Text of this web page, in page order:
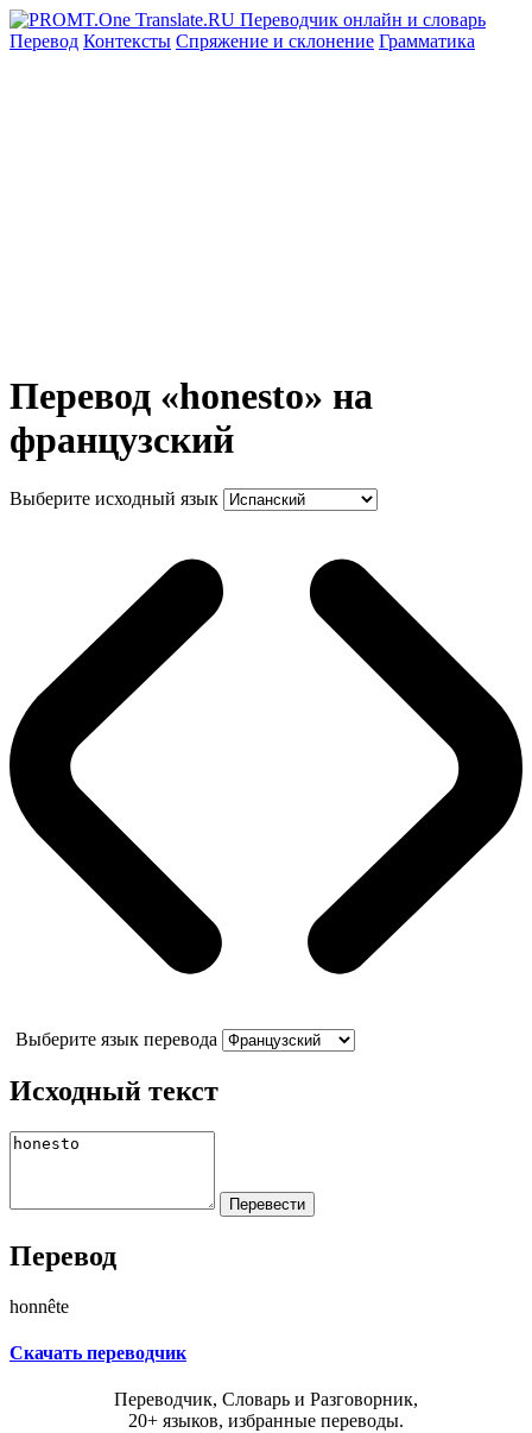
Перевод Контексты Спряжение и склонение Грамматика
Перевод «honesto» на
французский
Выберите исходный язык
Выберите язык перевода
Исходный текст
Перевод
honnête
Скачать переводчик
Переводчик, Словарь и Разговорник,
20+ языков, избранные переводы.